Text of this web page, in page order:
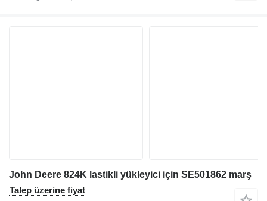
John Deere 824K lastikli yükleyici için SE501862 marş
Talep üzerine fiyat